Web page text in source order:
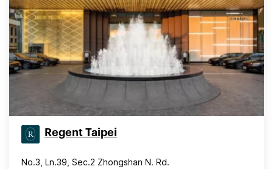
Regent Taipei
No.3, Ln.39, Sec.2 Zhongshan N. Rd.